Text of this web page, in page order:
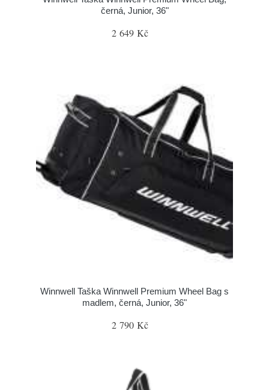
černá, Junior, 36"
2 649 Kč
Winnwell Taška Winnwell Premium Wheel Bag s
madlem, černá, Junior, 36"
2 790 Kč